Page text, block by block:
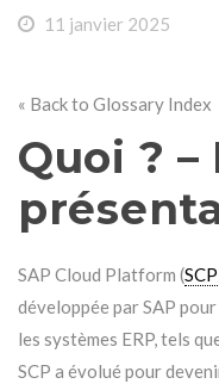
11 janvier 2025
« Back to Glossary Index
Quoi ?
SAP Cloud Platform (SCP
développée par SAP
les systèmes ERP, tels
SCP a évolué pour